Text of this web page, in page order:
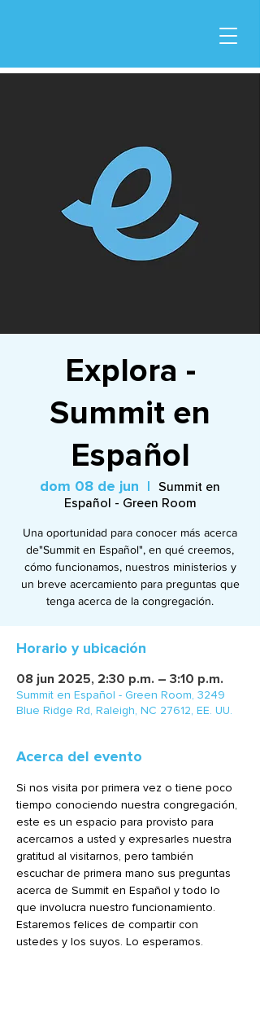
Explora -
Summit en
Español
dom 08 de jun
  |
Summit en
Español - Green Room
Una oportunidad para conocer más acerca
de"Summit en Español", en qué creemos,
cómo funcionamos, nuestros ministerios y
un breve acercamiento para preguntas que
tenga acerca de la congregación.
Horario y ubicación
08 jun 2025, 2:30 p.m. – 3:10 p.m.
Summit en Español - Green Room, 3249
Blue Ridge Rd, Raleigh, NC 27612, EE. UU.
Acerca del evento
Si nos visita por primera vez o tiene poco
tiempo conociendo nuestra congregación,
este es un espacio para provisto para
acercarnos a usted y expresarles nuestra
gratitud al visitarnos, pero también
escuchar de primera mano sus preguntas
acerca de Summit en Español y todo lo
que involucra nuestro funcionamiento.
Estaremos felices de compartir con
ustedes y los suyos. Lo esperamos.